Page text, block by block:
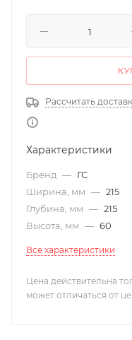
Рассчитать
Характеристики
Бренд — ГС
Ширина, мм — 215
Глубина, мм — 215
Высота, мм — 60
Все характеристики
Цена действительна
может отличаться от